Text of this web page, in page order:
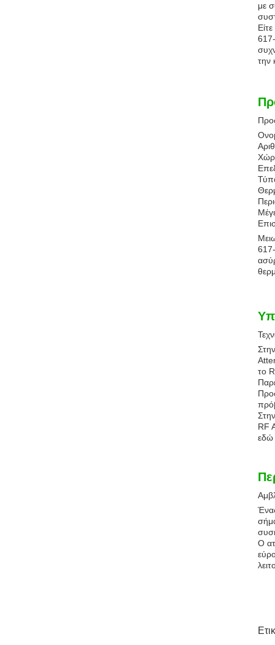
με
την
το
RF
εδώ
Ο